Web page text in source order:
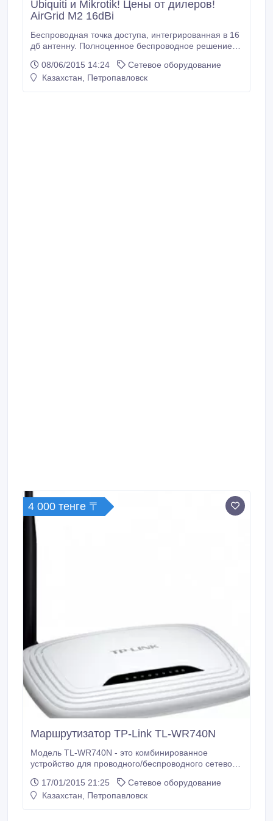
Ubiquiti и Mikrotik! Цены от дилеров!
AirGrid M2 16dBi
Беспроводная точка доступа, интегрированная в 16
дб антенну. Полноценное беспроводное решение
2.4 ГГц. Не требует дополнительных устройств или
креплений. Рекомендуется для линков средней
08/06/2015 14:24
Сетевое оборудование
Казахстан, Петропавловск
4 000 тенге 〒
Маршрутизатор TP-Link TL-WR740N
Модель TL-WR740N - это комбинированное
устройство для проводного/беспроводного сетевого
маршрутизатора и 4-портовым коммутатором.
Беспроводной маршрутизатор серии Lite N
17/01/2015 21:25
Сетевое оборудование
Казахстан, Петропавловск